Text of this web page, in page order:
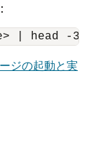
| head -3
ジの起動と実